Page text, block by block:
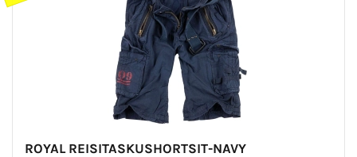
ROYAL REISITASKUSHORTSIT-NAVY